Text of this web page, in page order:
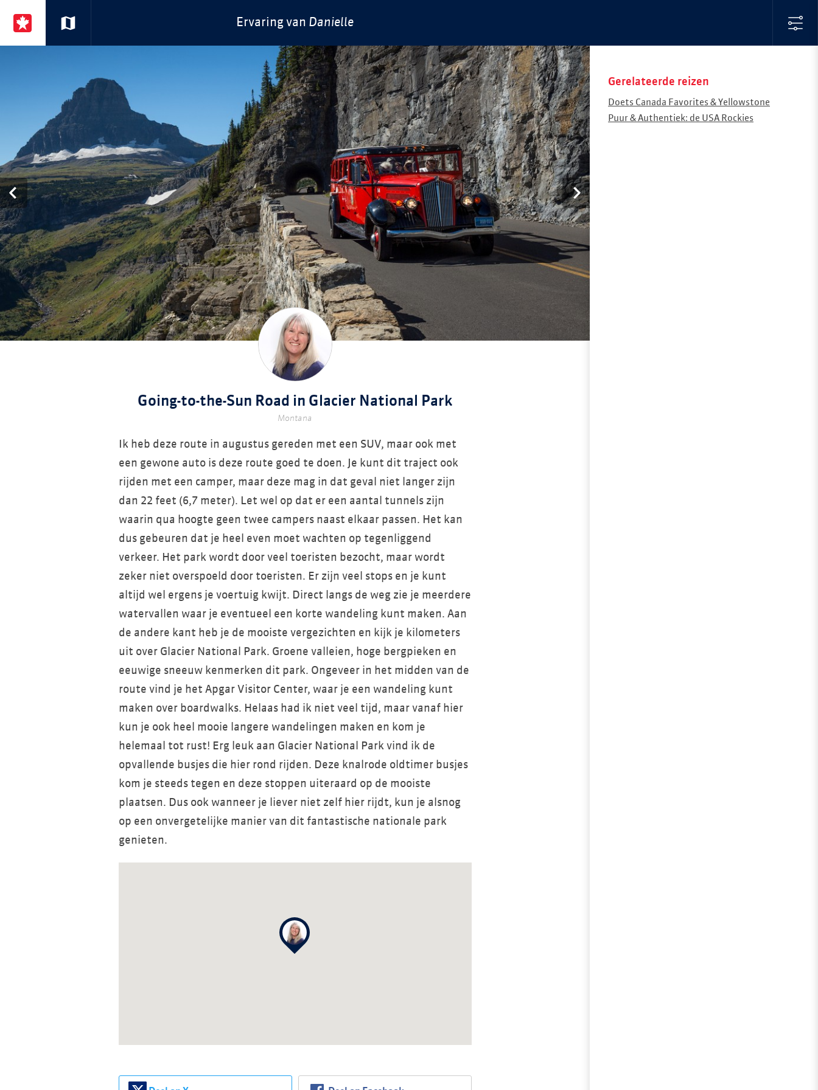
Ervaring van Danielle
Going-to-the-Sun Road in Glacier National Park
Montana
Ik heb deze route in augustus gereden met een SUV, maar ook met
een gewone auto is deze route goed te doen. Je kunt dit traject ook
rijden met een camper, maar deze mag in dat geval niet langer zijn
dan 22 feet (6,7 meter). Let wel op dat er een aantal tunnels zijn
waarin qua hoogte geen twee campers naast elkaar passen. Het kan
dus gebeuren dat je heel even moet wachten op tegenliggend
verkeer. Het park wordt door veel toeristen bezocht, maar wordt
zeker niet overspoeld door toeristen. Er zijn veel stops en je kunt
altijd wel ergens je voertuig kwijt. Direct langs de weg zie je meerdere
watervallen waar je eventueel een korte wandeling kunt maken. Aan
de andere kant heb je de mooiste vergezichten en kijk je kilometers
uit over Glacier National Park. Groene valleien, hoge bergpieken en
eeuwige sneeuw kenmerken dit park. Ongeveer in het midden van de
route vind je het Apgar Visitor Center, waar je een wandeling kunt
maken over boardwalks. Helaas had ik niet veel tijd, maar vanaf hier
kun je ook heel mooie langere wandelingen maken en kom je
helemaal tot rust! Erg leuk aan Glacier National Park vind ik de
opvallende busjes die hier rond rijden. Deze knalrode oldtimer busjes
kom je steeds tegen en deze stoppen uiteraard op de mooiste
plaatsen. Dus ook wanneer je liever niet zelf hier rijdt, kun je alsnog
op een onvergetelijke manier van dit fantastische nationale park
genieten.
Gerelateerde reizen
Doets Canada Favorites & Yellowstone
Puur & Authentiek: de USA Rockies